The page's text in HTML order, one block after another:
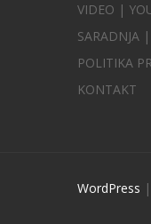
VIDEO |
SARADNJA |
POLITIKA
KONTAKT
WordPress |